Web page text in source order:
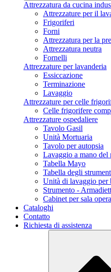
Attrezzatura da cucina
Attrezzature per il
Frigoriferi
Forni
Attrezzatura per la
Attrezzatura neutra
Fornelli
Attrezzature per lavanderia
Essiccazione
Terminazione
Lavaggio
Attrezzature per celle
Celle frigorifere
Attrezzature ospedaliere
Tavolo Gasil
Unità Mortuaria
Tavolo per autopsia
Lavaggio a mano del
Tabella Mayo
Tabella degli
Unità di lavaggio per
Strumento -
Cabinet per sala
Cataloghi
Contatto
Richiesta di assistenza